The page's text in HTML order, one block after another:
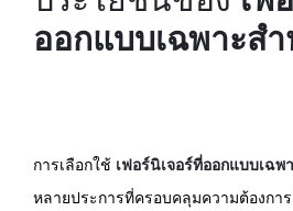
ออกแบบเฉพาะส
การเลือกใช้ เฟอร์นิเจอร์ที่ออกแบบเฉ
หลายประการที่ครอบคลุมความต้องก